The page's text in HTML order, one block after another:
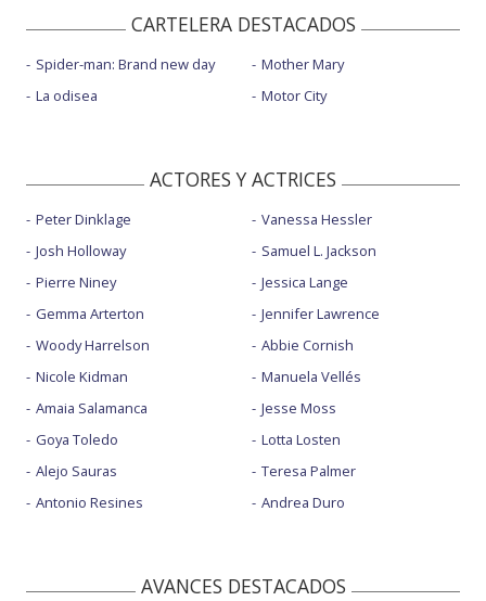
CARTELERA DESTACADOS
Spider-man: Brand new day
La odisea
Mother Mary
Motor City
ACTORES Y ACTRICES
Peter Dinklage
Josh Holloway
Pierre Niney
Gemma Arterton
Woody Harrelson
Nicole Kidman
Amaia Salamanca
Goya Toledo
Alejo Sauras
Antonio Resines
Vanessa Hessler
Samuel L. Jackson
Jessica Lange
Jennifer Lawrence
Abbie Cornish
Manuela Vellés
Jesse Moss
Lotta Losten
Teresa Palmer
Andrea Duro
AVANCES DESTACADOS